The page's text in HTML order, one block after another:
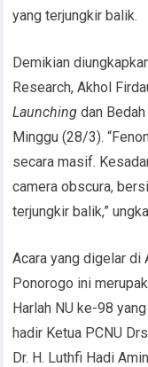
yang terjungkir balik.
Demikian
Research, Akhol
Launching dan
Minggu (28/3).
secara masif.
camera obscura,
terjungkir balik,”
Acara yang digelar di
Ponorogo ini
Harlah NU ke-98
hadir Ketua PCNU
Dr. H. Luthfi Hadi